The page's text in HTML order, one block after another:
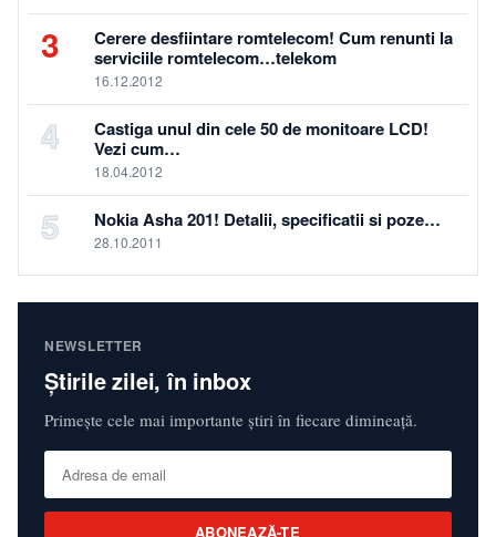
3
Cerere desfiintare romtelecom! Cum renunti la
serviciile romtelecom…telekom
16.12.2012
4
Castiga unul din cele 50 de monitoare LCD!
Vezi cum…
18.04.2012
5 Nokia Asha 201! Detalii, specificatii si poze…
28.10.2011
NEWSLETTER
Știrile zilei, în inbox
Primește cele mai importante știri în fiecare dimineață.
ABONEAZĂ-TE